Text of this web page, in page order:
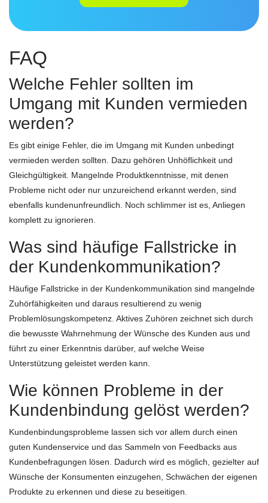
FAQ
Welche Fehler sollten im
Umgang mit Kunden vermieden
werden?
Es gibt einige Fehler, die im Umgang mit Kunden unbedingt
vermieden werden sollten. Dazu gehören Unhöflichkeit und
Gleichgültigkeit. Mangelnde Produktkenntnisse, mit denen
Probleme nicht oder nur unzureichend erkannt werden, sind
ebenfalls kundenunfreundlich. Noch schlimmer ist es, Anliegen
komplett zu ignorieren.
Was sind häufige Fallstricke in
der Kundenkommunikation?
Häufige Fallstricke in der Kundenkommunikation sind mangelnde
Zuhörfähigkeiten und daraus resultierend zu wenig
Problemlösungskompetenz. Aktives Zuhören zeichnet sich durch
die bewusste Wahrnehmung der Wünsche des Kunden aus und
führt zu einer Erkenntnis darüber, auf welche Weise
Unterstützung geleistet werden kann.
Wie können Probleme in der
Kundenbindung gelöst werden?
Kundenbindungsprobleme lassen sich vor allem durch einen
guten Kundenservice und das Sammeln von Feedbacks aus
Kundenbefragungen lösen. Dadurch wird es möglich, gezielter auf
Wünsche der Konsumenten einzugehen, Schwächen der eigenen
Produkte zu erkennen und diese zu beseitigen.